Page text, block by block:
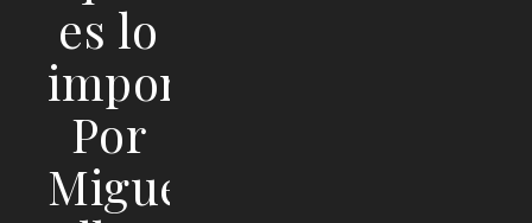
es lo
importante…!.
Por
Miguel